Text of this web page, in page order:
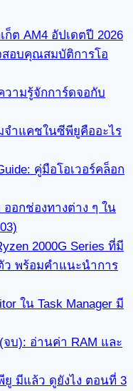
ต AM4 อัปเดตปี 2026
สอบคุณสมบัติการโอ
วามรู้จักการ์ดจอกับ
จำแคชในซีพียูคืออะไร
คู่มือโอเวอร์คล็อก
ออกช่องทางต่าง ๆ ใน
2000G Series ที่มี
ว พร้อมคำแนะนำการ
ใน Task Manager มี
บ): อ่านค่า RAM และ
ยู มีแล้ว ดูยังไง ตอนที่ 3